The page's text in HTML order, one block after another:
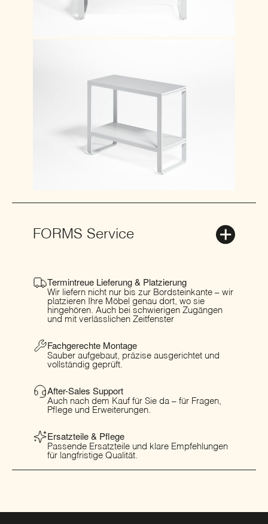
FORMS Service
Termintreue Lieferung & Platzierung
Wir liefern nicht nur bis zur Bordsteinkante – wir
platzieren Ihre Möbel genau dort, wo sie
hingehören. Auch bei schwierigen Zugängen
und mit verlässlichen Zeitfenster
Fachgerechte Montage
Sauber aufgebaut, präzise ausgerichtet und
vollständig geprüft.
After-Sales Support
Auch nach dem Kauf für Sie da – für Fragen,
Pflege und Erweiterungen.
Ersatzteile & Pflege
Passende Ersatzteile und klare Empfehlungen
für langfristige Qualität.